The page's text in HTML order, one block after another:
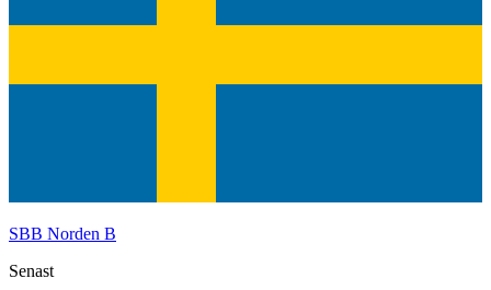
SBB Norden B
Senast